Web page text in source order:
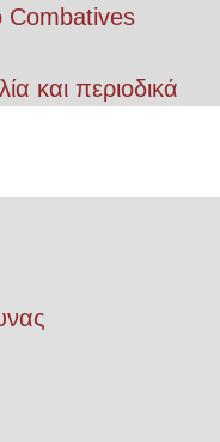
Combatives
και περιοδικά